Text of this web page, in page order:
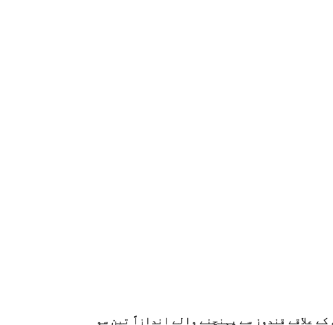
علاقے قندوز سے پہنچنے والے اندازاً تین سو